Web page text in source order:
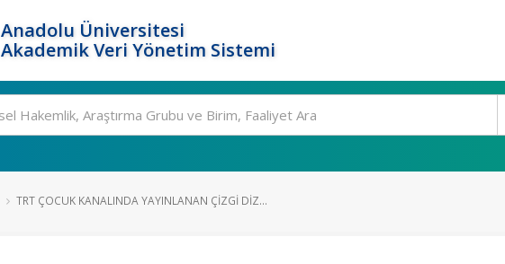
Anadolu Üniversitesi
Akademik Veri Yönetim Sistemi
TRT ÇOCUK KANALINDA YAYINLANAN ÇIZGI DIZ...